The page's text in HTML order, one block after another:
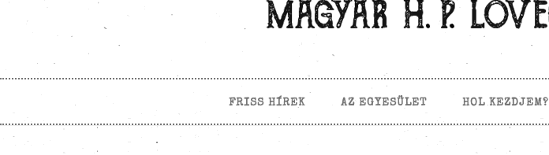
FRISS HÍREK AZ EGYESÜLET HOL KEZDJEM?